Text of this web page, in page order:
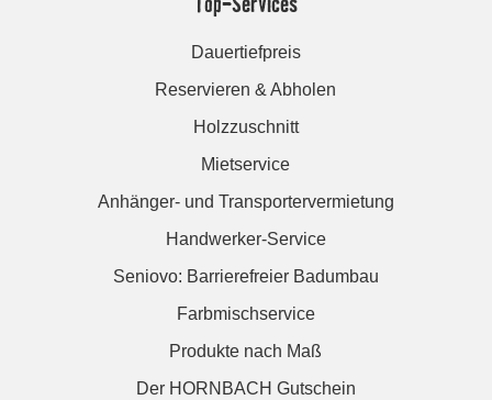
Dauertiefpreis
Reservieren & Abholen
Holzzuschnitt
Mietservice
Anhänger- und Transportervermietung
Handwerker-Service
Seniovo: Barrierefreier Badumbau
Farbmischservice
Produkte nach Maß
Der HORNBACH Gutschein